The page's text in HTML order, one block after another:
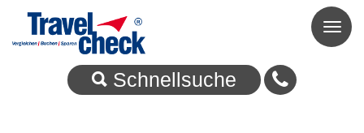
Toggle
Schnellsuche